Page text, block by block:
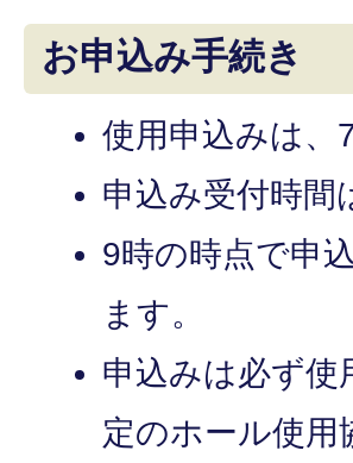
お申込み手続き
使用申込みは、
申込み受付時間
9時の時点で申
ます。
申込みは必ず使
定のホール使用